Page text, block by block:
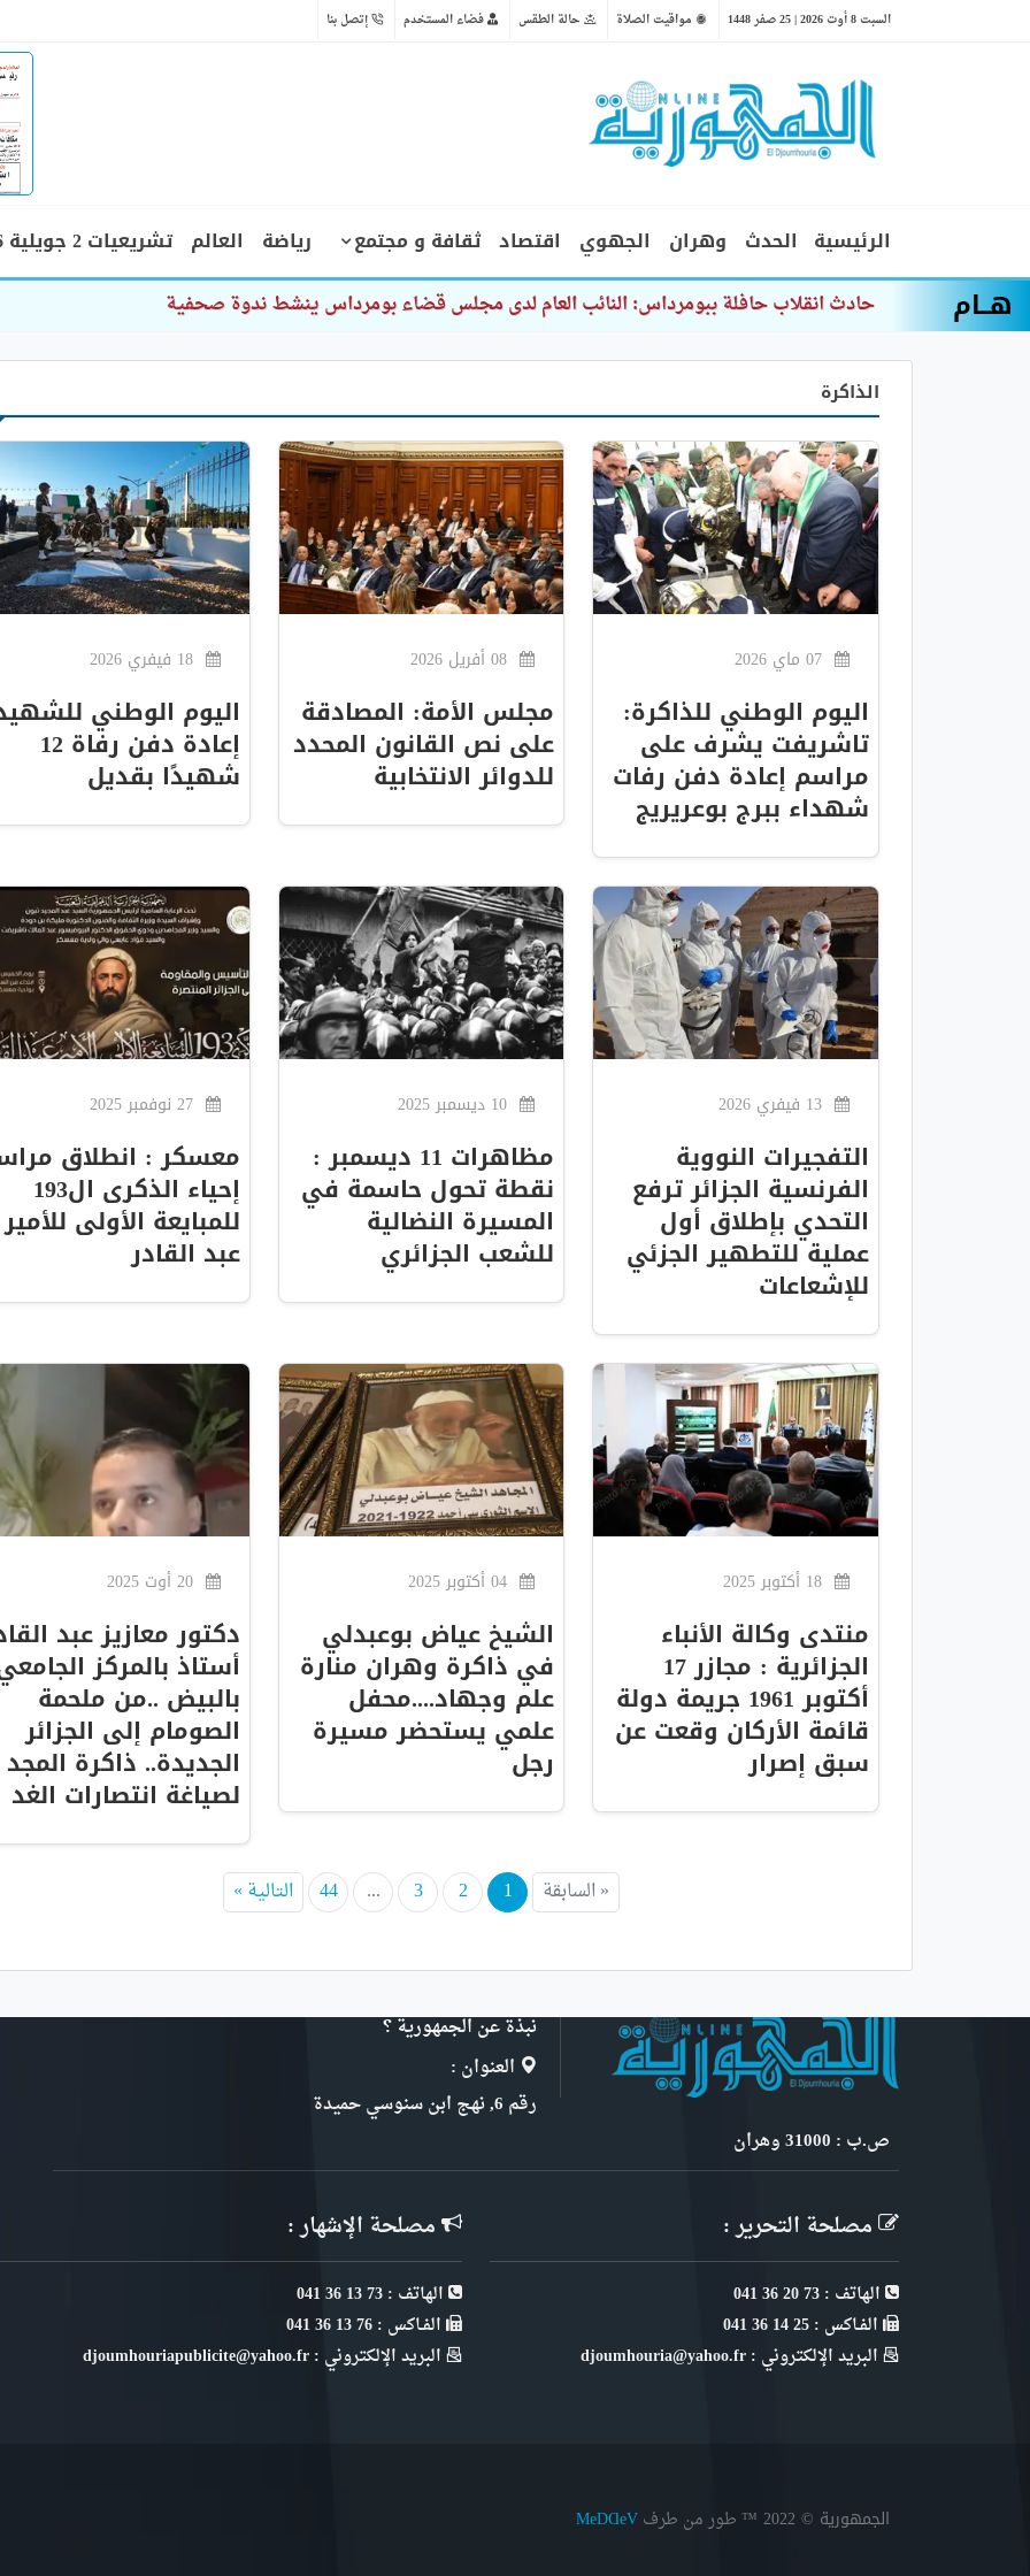
السبت 8 أوت 2026 | 25 صفر 1448 مواقيت الصلاة حالة الطقس فضاء المستخدم إتصل بنا
الرئيسية الحدث وهران الجهوي اقتصاد ثقافة و مجتمع رياضة العالم تشريعيات 2 جويلية 2026
هــام ا
الذاكرة
اليوم الوطني للذاكرة:
تاشريفت يشرف على
مراسم إعادة دفن رفات
شهداء ببرج بوعريريج
مجلس الأمة: المصادقة
على نص القانون المحدد
للدوائر الانتخابية
18 فيفري 2026
اليوم الوطني
إعادة دفن رفاة 12
شهيدًا بقديل
التفجيرات النووية
الفرنسية الجزائر ترفع
التحدي بإطلاق أول
عملية للتطهير الجزئي
للإشعاعات
مظاهرات 11 ديسمبر :
نقطة تحول حاسمة في
المسيرة النضالية
للشعب الجزائري
27 نوفمبر 2025
معسكر : انطلاق
إحياء الذكرى ال193
للمبايعة الأولى للأمير
عبد القادر
منتدى وكالة الأنباء
الجزائرية : مجازر 17
أكتوبر 1961 جريمة دولة
قائمة الأركان وقعت عن
سبق إصرار
الشيخ عياض بوعبدلي
في ذاكرة وهران منارة
علم وجهاد....محفل
علمي يستحضر مسيرة
رجل
20 أوت 2025
دكتور معازيز عبد
أستاذ بالمركز
بالبيض ..من ملحمة
الصومام إلى الجزائر
الجديدة.. ذاكرة المجد
لصياغة انتصارات الغد
« السابقة 1
2
3
...
44 التالية »
نبذة عن الجمهورية ؟
العنوان :
رقم 6, نهج ابن سنوسي حميدة
مصلحة التحرير :
الهاتف : 73 20 36 041
مصلحة الإشهار :
الهاتف : 73 13 36 041